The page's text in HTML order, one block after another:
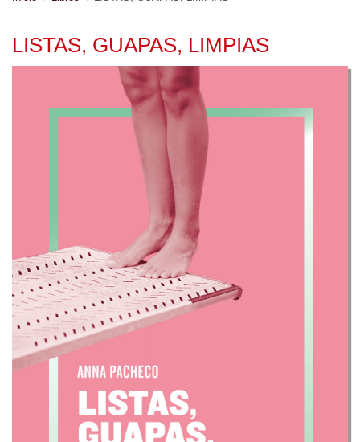
LISTAS, GUAPAS, LIMPIAS